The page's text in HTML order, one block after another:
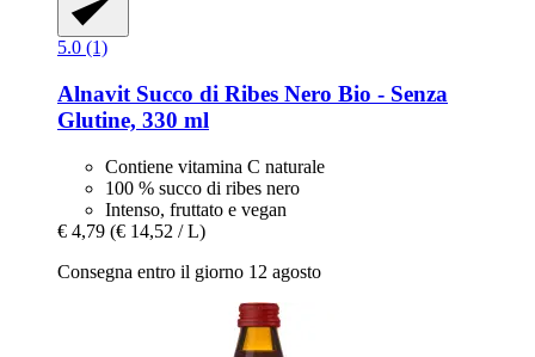
5.0 (1)
Alnavit Succo di Ribes Nero Bio -​ Senza
Glutine, 330 ml
Contiene vitamina C naturale
100 % succo di ribes nero
Intenso, fruttato e vegan
€ 4,79 (€ 14,52 / L)
Consegna entro il giorno 12 agosto